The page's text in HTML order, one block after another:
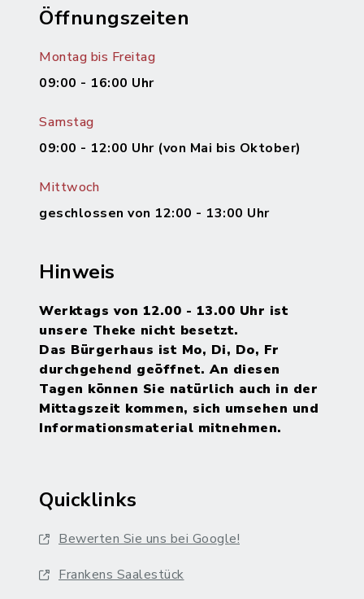
Öffnungszeiten
Montag bis Freitag
09:00 - 16:00 Uhr
Samstag
09:00 - 12:00 Uhr (von Mai bis Oktober)
Mittwoch
geschlossen von 12:00 - 13:00 Uhr
Hinweis
Werktags von 12.00 - 13.00 Uhr ist
unsere Theke nicht besetzt.
Das Bürgerhaus ist Mo, Di, Do, Fr
durchgehend geöffnet. An diesen
Tagen können Sie natürlich auch in der
Mittagszeit kommen, sich umsehen und
Informationsmaterial mitnehmen.
Quicklinks
Bewerten Sie uns bei Google!
Frankens Saalestück